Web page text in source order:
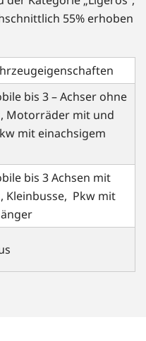
55% erhoben
bis 3 – Achser ohne
Motorräder mit und
mit einachsigem
bis 3 Achsen mit
Kleinbusse, Pkw mit